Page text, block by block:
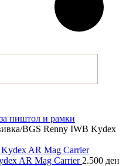
пиштол и рамки
BGS Renny IWB Kydex
AR Mag Carrier 2.500 ден